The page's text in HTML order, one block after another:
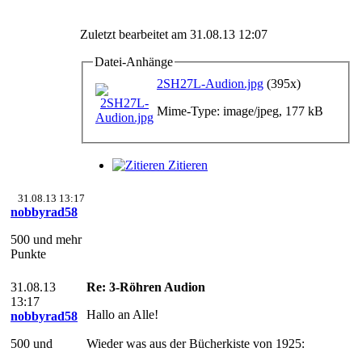
Zuletzt bearbeitet am 31.08.13 12:07
Datei-Anhänge
2SH27L-Audion.jpg (395x)
Mime-Type: image/jpeg, 177 kB
Zitieren
31.08.13 13:17
nobbyrad58
500 und mehr
Punkte
31.08.13
13:17
nobbyrad58
500 und
Re: 3-Röhren Audion
Hallo an Alle!
Wieder was aus der Bücherkiste von 1925: